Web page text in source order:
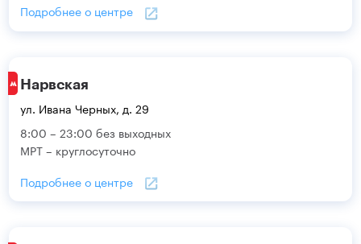
Подробнее о центре
Нарвская
ул. Ивана Черных, д. 29
8:00 – 23:00 без выходных
МРТ – круглосуточно
Подробнее о центре